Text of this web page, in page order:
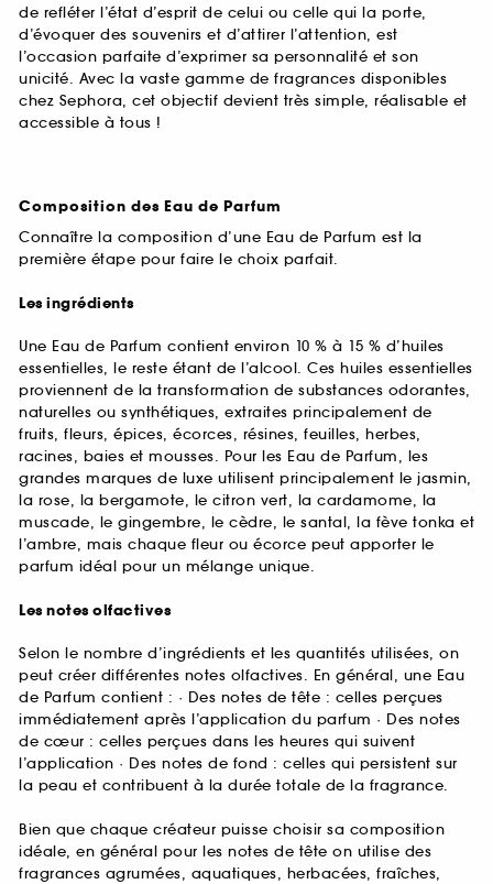
de refléter l’état d’esprit de celui ou celle qui la porte,
d’évoquer des souvenirs et d’attirer l’attention, est
l’occasion parfaite d’exprimer sa personnalité et son
unicité. Avec la vaste gamme de fragrances disponibles
chez Sephora, cet objectif devient très simple, réalisable et
accessible à tous !
Composition des Eau de Parfum
Connaître la composition d’une Eau de Parfum est la
première étape pour faire le choix parfait.
Les ingrédients
Une Eau de Parfum contient environ 10 % à 15 % d’huiles
essentielles, le reste étant de l’alcool. Ces huiles essentielles
proviennent de la transformation de substances odorantes,
naturelles ou synthétiques, extraites principalement de
fruits, fleurs, épices, écorces, résines, feuilles, herbes,
racines, baies et mousses. Pour les Eau de Parfum, les
grandes marques de luxe utilisent principalement le jasmin,
la rose, la bergamote, le citron vert, la cardamome, la
muscade, le gingembre, le cèdre, le santal, la fève tonka et
l’ambre, mais chaque fleur ou écorce peut apporter le
parfum idéal pour un mélange unique.
Les notes olfactives
Selon le nombre d’ingrédients et les quantités utilisées, on
peut créer différentes notes olfactives. En général, une Eau
de Parfum contient : · Des notes de tête : celles perçues
immédiatement après l’application du parfum · Des notes
de cœur : celles perçues dans les heures qui suivent
l’application · Des notes de fond : celles qui persistent sur
la peau et contribuent à la durée totale de la fragrance.
Bien que chaque créateur puisse choisir sa composition
idéale, en général pour les notes de tête on utilise des
fragrances agrumées, aquatiques, herbacées, fraîches,